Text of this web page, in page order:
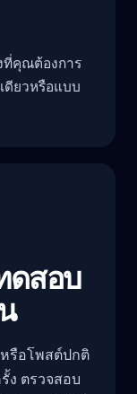
ที่คุณต้องการ
ดียวหรือแบบ
ดสอบ
รือโพสต์ปกติ
ง ตรวจสอบ